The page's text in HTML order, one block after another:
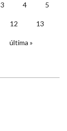
3 4 5
12 13
última »